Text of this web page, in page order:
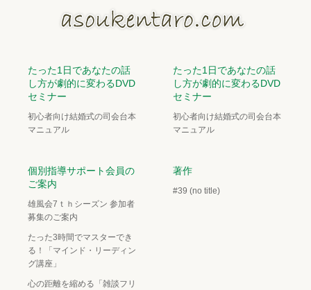
たった1日であなたの話
し方が劇的に変わるDVD
セミナー
初心者向け結婚式の司会台本
マニュアル
たった1日であなたの話
し方が劇的に変わるDVD
セミナー
初心者向け結婚式の司会台本
マニュアル
個別指導サポート会員の
ご案内
雄風会7ｔｈシーズン 参加者
募集のご案内
たった3時間でマスターでき
る！「マインド・リーディン
グ講座」
心の距離を縮める「雑談フリ
著作
#39 (no title)